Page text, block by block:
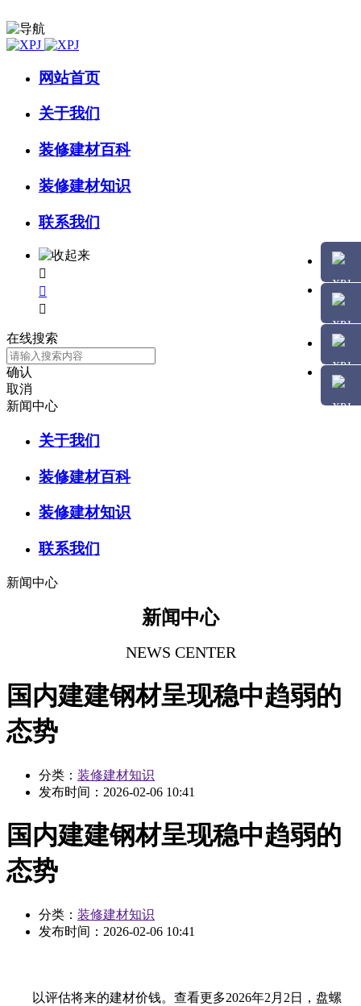
网站首页
关于我们
装修建材百科
装修建材知识
联系我们



在线搜索
确认
取消
新闻中心
关于我们
装修建材百科
装修建材知识
联系我们
新闻中心
新闻中心
NEWS CENTER
国内建建钢材呈现稳中趋弱的
态势
分类： 装修建材知识
发布时间： 2026-02-06 10:41
国内建建钢材呈现稳中趋弱的
态势
分类： 装修建材知识
发布时间： 2026-02-06 10:41
以评估将来的建材价钱。查看更多2026年2月2日，盘螺